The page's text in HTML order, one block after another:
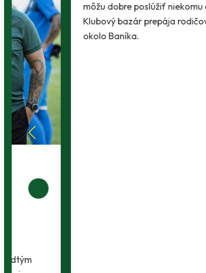
môžu dobre poslúžiť niekomu ďalšiemu.
Klubový bazár prepája rodičov, členov a ľudí
okolo Baníka.